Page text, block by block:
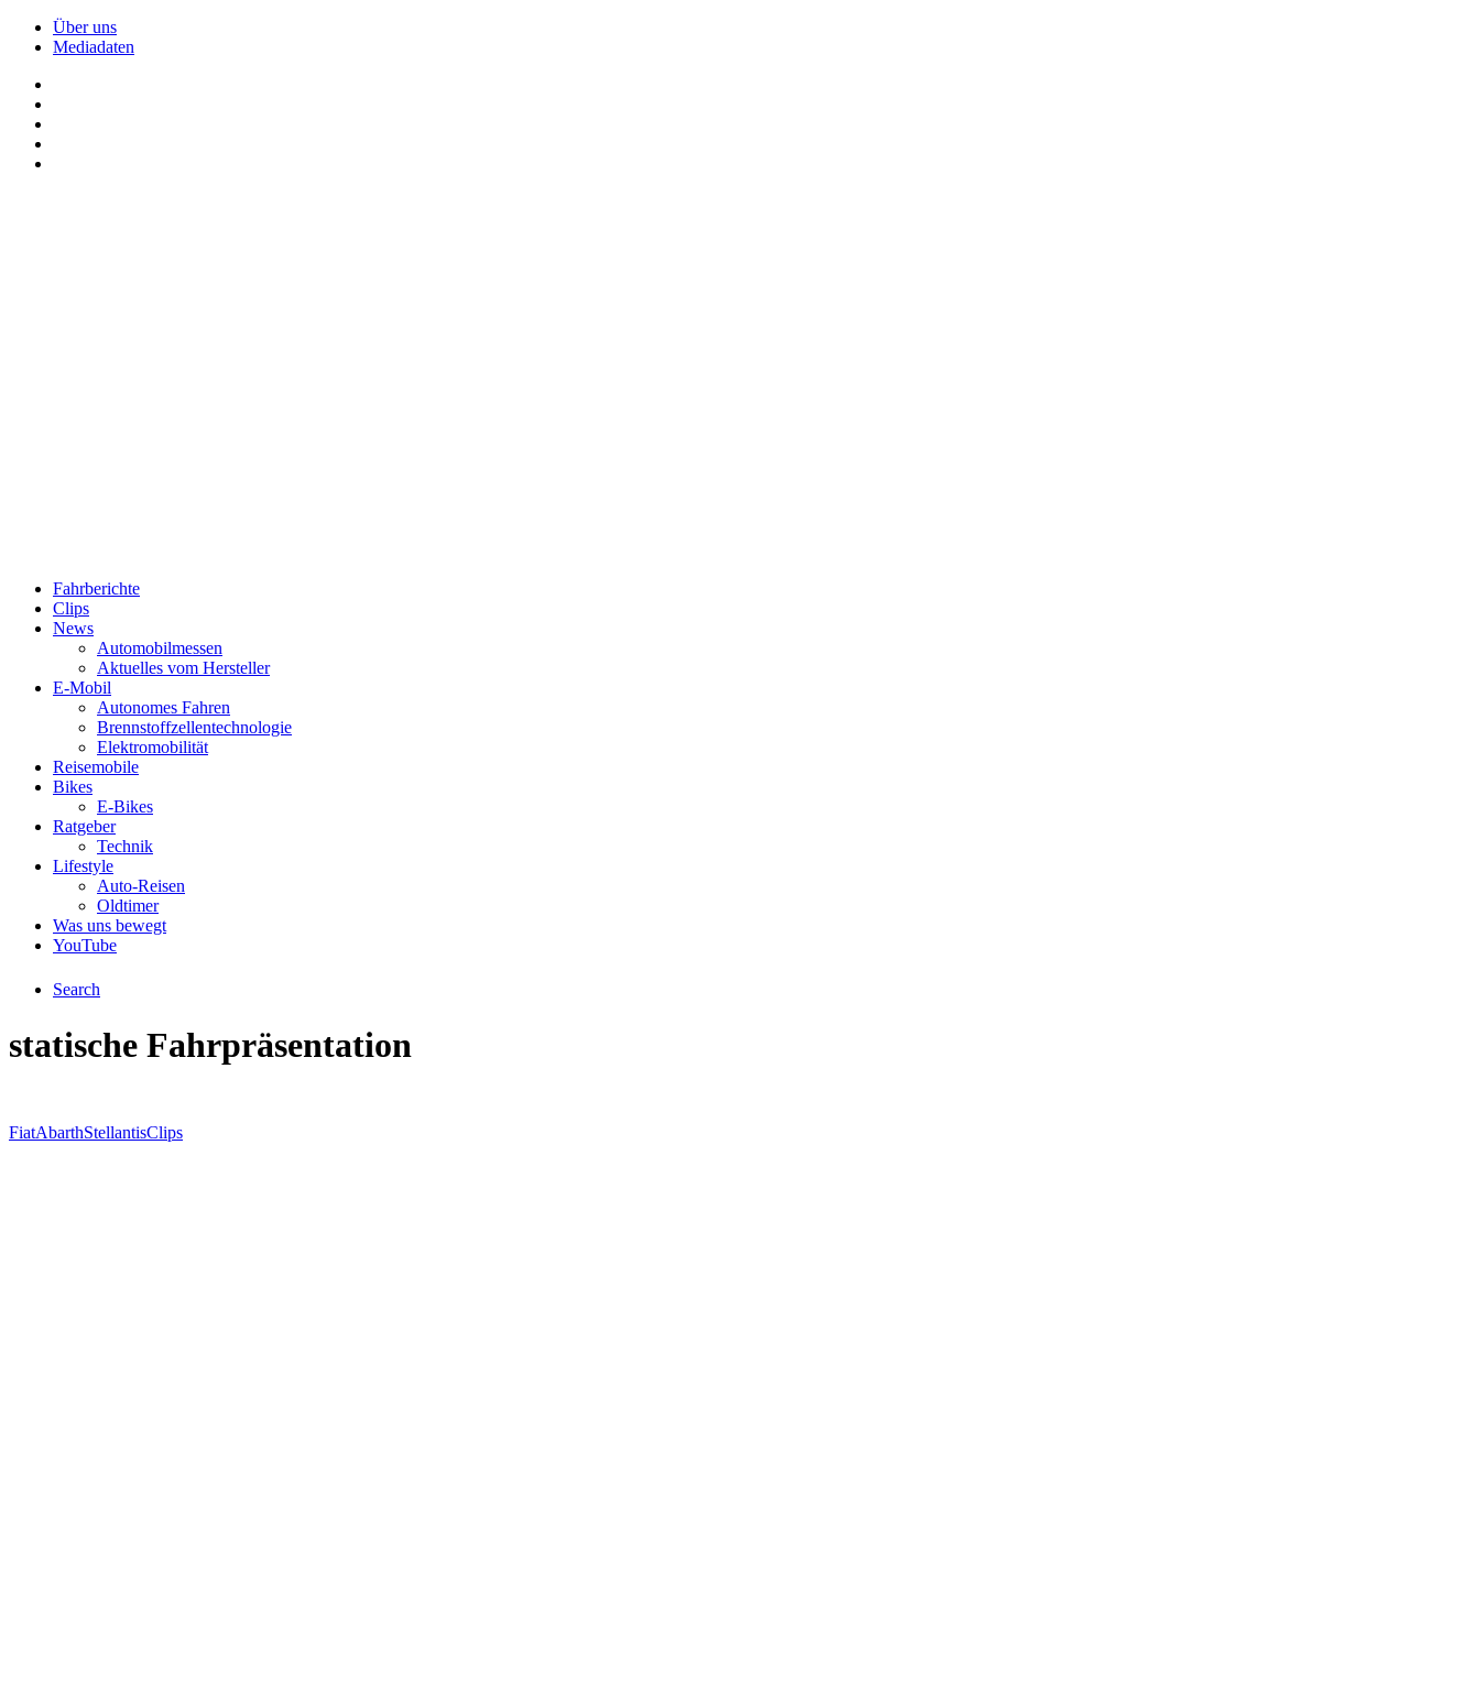
Über uns
Mediadaten
Fahrberichte
Clips
News
Automobilmessen
Aktuelles vom Hersteller
E-Mobil
Autonomes Fahren
Brennstoffzellentechnologie
Elektromobilität
Reisemobile
Bikes
E-Bikes
Ratgeber
Technik
Lifestyle
Auto-Reisen
Oldtimer
Was uns bewegt
YouTube
Search
statische Fahrpräsentation
FiatAbarthStellantisClips